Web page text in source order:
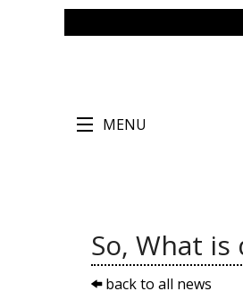
MENU
So, What is
back to all news